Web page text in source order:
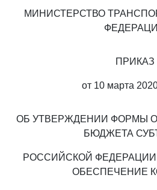
МИНИСТЕРСТВО
ПРИКАЗ
от 10 марта
ОБ УТВЕРЖДЕНИИ ФОРМЫ
БЮДЖЕТА
РОССИЙСКОЙ
ОБЕСПЕЧЕНИЕ